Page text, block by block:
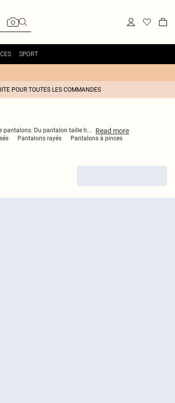
SPORT
POUR TOUTES LES COMMANDES
pantalons. Du pantalon taille h... Read more
Pantalons rayés
Pantalons à pinces